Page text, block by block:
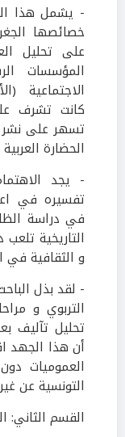
- يشمل هذا
خصائصها
على تحليل
المؤسسات
الاجتماعية
كانت تشرف
تسهر على نشر
الحضارة
- يجد
تفسيره في
في دراسة
التاريخية
و الثقافية في
- لقد بذل
التربوي و
تحليل تآليف
أن هذا الجهد
العموميات
التونسية عن
القسم الثاني: